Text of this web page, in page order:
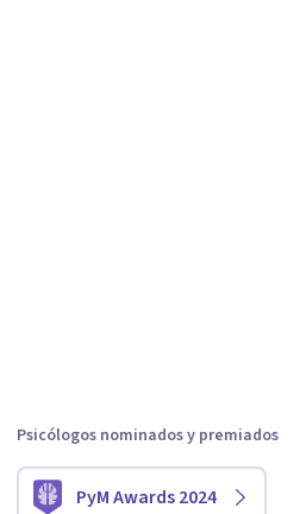
Psicólogos nominados y premiados
PyM Awards 2024